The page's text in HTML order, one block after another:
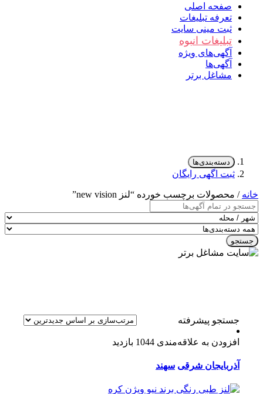
صفحه اصلی
تعرفه تبلیغات
ثبت مینی سایت
تبلیغات انبوه
آگهی‌های ویژه
آگهی‌ها
مشاغل برتر
دسته‌بندی‌ها
ثبت اگهی رایگان
خانه / محصولات برچسب خورده “لنز new vision”
جستجو
جستجو پیشرفته
افزودن به علاقه‌مندی 1044 بازدید
آذربایجان شرقی سهند